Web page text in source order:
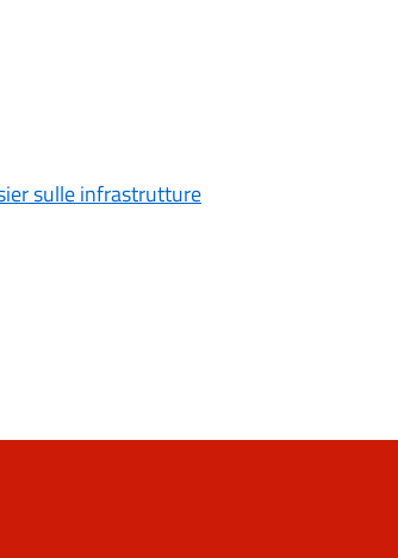
sulle infrastrutture